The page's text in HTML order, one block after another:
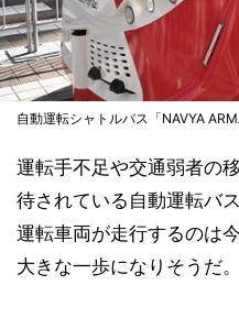
自動運転シャトルバス「NAVYA
運転手不足や交通弱者の
待されている自動運転バ
運転車両が走行するのは
大きな一歩になりそうだ。